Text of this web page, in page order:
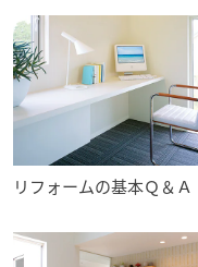
海外事業
ミサワアイデンティティ
リフォームの基本Ｑ＆Ａ